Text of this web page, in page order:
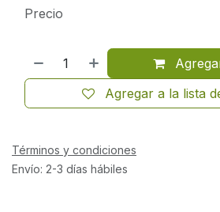
Agregar a la lista
Precio
Términos y condiciones
Envío: 2-3 días hábiles